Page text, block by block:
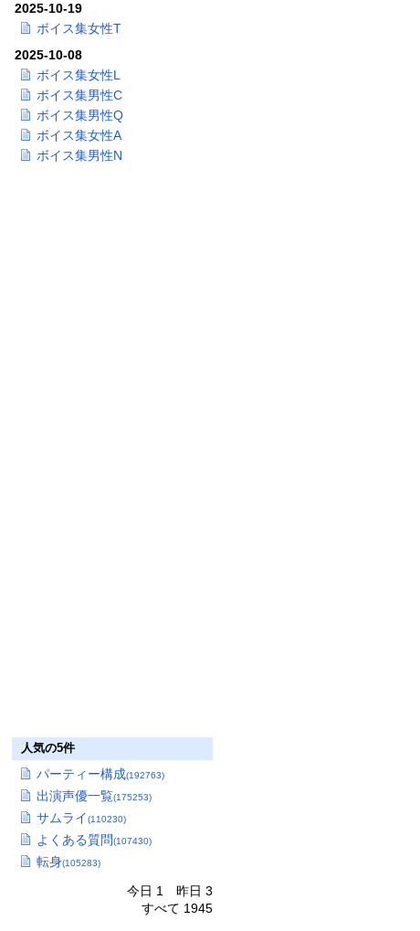
2025-10-19
ボイス集女性T
2025-10-08
ボイス集女性L
ボイス集男性C
ボイス集男性Q
ボイス集女性A
ボイス集男性N
人気の5件
パーティー構成(192763)
出演声優一覧(175253)
サムライ(110230)
よくある質問(107430)
転身(105283)
今日 1 昨日 3
すべて 1945